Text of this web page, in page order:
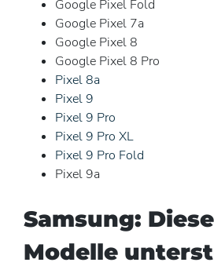
Google Pixel Fold
Google Pixel 7a
Google Pixel 8
Google Pixel 8 Pro
Pixel 8a
Pixel 9
Pixel 9 Pro
Pixel 9 Pro XL
Pixel 9 Pro Fold
Pixel 9a
Samsung:
Modelle